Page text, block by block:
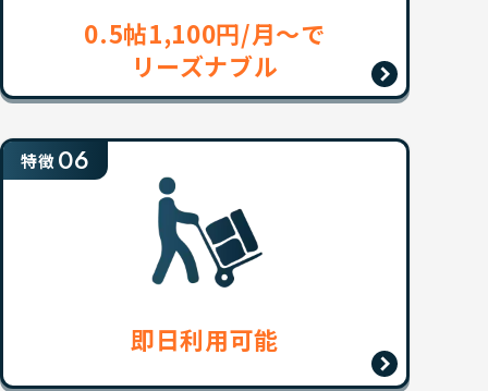
0.5帖1,100円/月〜で
リーズナブル
特徴06
即日利用可能